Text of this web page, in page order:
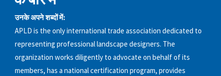
उनके अपने शब्दों में:
APLD is the only international trade association dedicated to
representing professional landscape designers. The
organization works diligently to advocate on behalf of its
members, has a national certification program, provides